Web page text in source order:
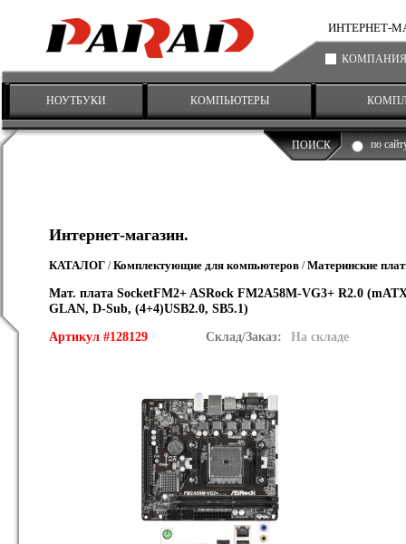
ИНТЕРНЕТ-
КОМПАНИЯ
НОУТБУКИ КОМПЬЮТЕРЫ
ПОИСК по
Интернет-магазин.
КАТАЛОГ /Комплектующие для компьютеров /Материнские
Мат. плата SocketFM2+ ASRock FM2A58M-VG3+ R2.0
GLAN, D-Sub, (4+4)USB2.0, SB5.1)
Артикул #128129
Склад/Заказ: На складе